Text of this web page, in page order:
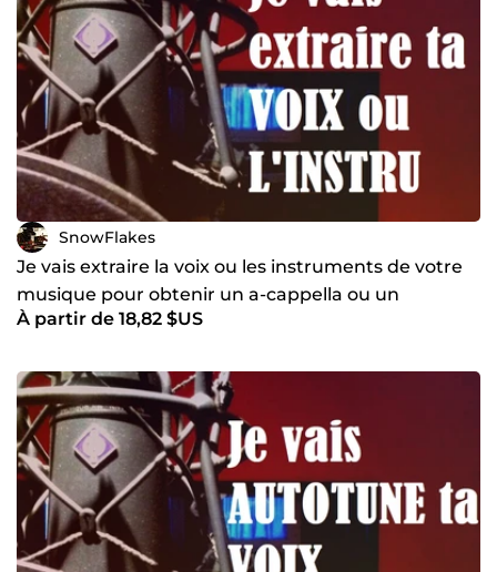
SnowFlakes
Je vais extraire la voix ou les instruments de votre
musique pour obtenir un a-cappella ou un
instrumental
À partir de 18,82 $US